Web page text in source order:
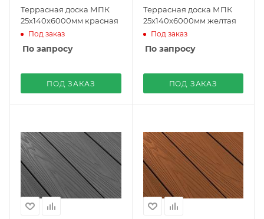
Террасная доска МПК
25х140х6000мм красная
Под заказ
По запросу
ПОД ЗАКАЗ
Террасная доска МПК
25х140х6000мм желтая
Под заказ
По запросу
ПОД ЗАКАЗ